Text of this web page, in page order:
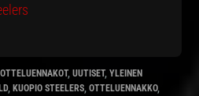
OTTELUENNAKOT,UUTISET,YLEINEN
,KUOPIO STEELERS,OTTELUENNAKKO,